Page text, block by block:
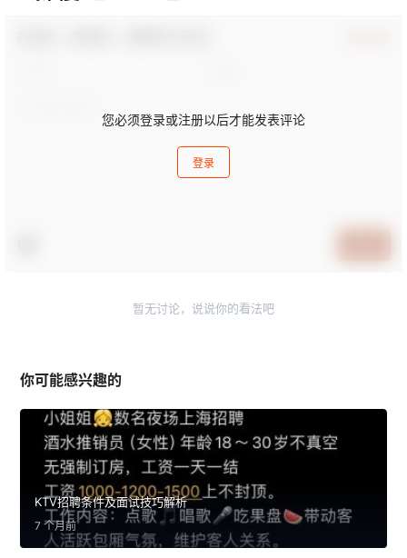
您必须登录或注册以后才能发表评论
登录
暂无讨论，说说你的看法吧
你可能感兴趣的
KTV招聘条件及面试技巧解析
7 个月前